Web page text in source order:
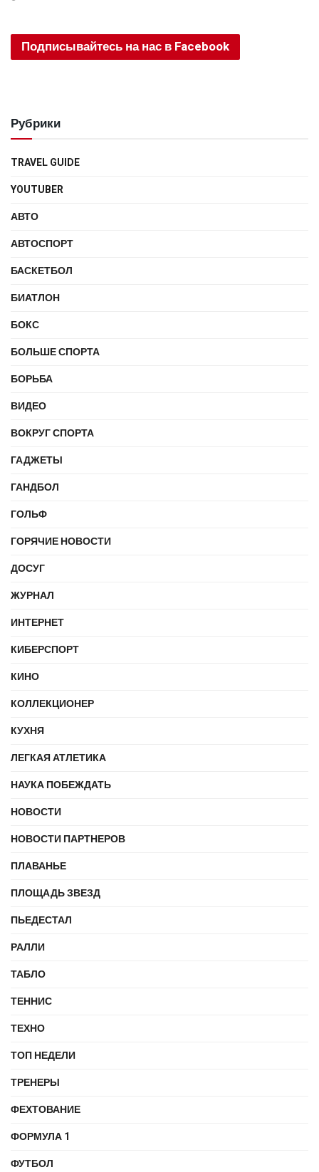
Подписывайтесь на нас в Facebook
Рубрики
TRAVEL GUIDE
YOUTUBER
АВТО
АВТОСПОРТ
БАСКЕТБОЛ
БИАТЛОН
БОКС
БОЛЬШЕ СПОРТА
БОРЬБА
ВИДЕО
ВОКРУГ СПОРТА
ГАДЖЕТЫ
ГАНДБОЛ
ГОЛЬФ
ГОРЯЧИЕ НОВОСТИ
ДОСУГ
ЖУРНАЛ
ИНТЕРНЕТ
КИБЕРСПОРТ
КИНО
КОЛЛЕКЦИОНЕР
КУХНЯ
ЛЕГКАЯ АТЛЕТИКА
НАУКА ПОБЕЖДАТЬ
НОВОСТИ
НОВОСТИ ПАРТНЕРОВ
ПЛАВАНЬЕ
ПЛОЩАДЬ ЗВЕЗД
ПЬЕДЕСТАЛ
РАЛЛИ
ТАБЛО
ТЕННИС
ТЕХНО
ТОП НЕДЕЛИ
ТРЕНЕРЫ
ФЕХТОВАНИЕ
ФОРМУЛА 1
ФУТБОЛ